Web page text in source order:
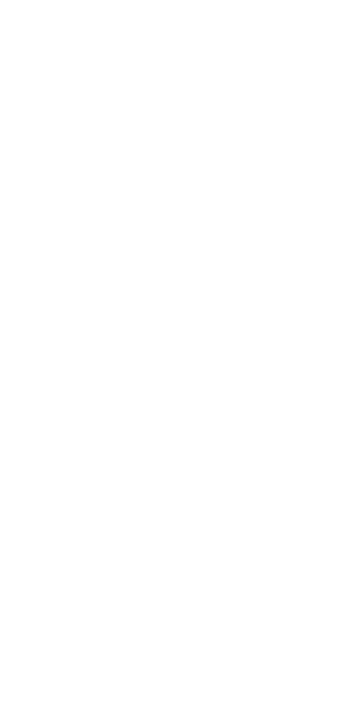
き作成されるも
をご了承くださ
御機器販売店・
ようお願いしま
とをご了承くだ
1000ppm以下、
はありません。
品に未対応品が
) : 1000ppm、
、
可)を取得する
要な手段を講じ
通知します。
、取り引きをい
ムロン制御